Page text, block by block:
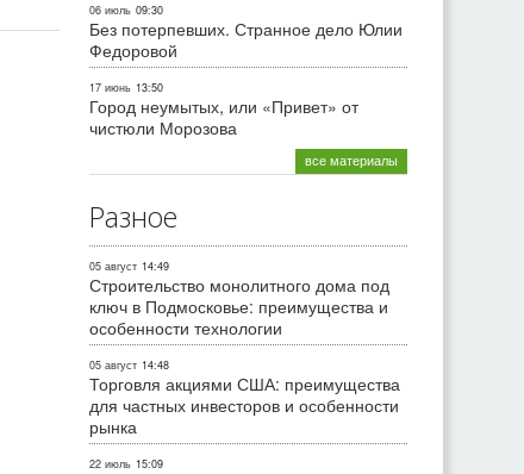
06 июль 09:30
Без потерпевших. Странное дело Юлии
Федоровой
17 июнь 13:50
Город неумытых, или «Привет» от
чистюли Морозова
все материалы
Разное
05 август 14:49
Строительство монолитного дома под
ключ в Подмосковье: преимущества и
особенности технологии
05 август 14:48
Торговля акциями США: преимущества
для частных инвесторов и особенности
рынка
22 июль 15:09